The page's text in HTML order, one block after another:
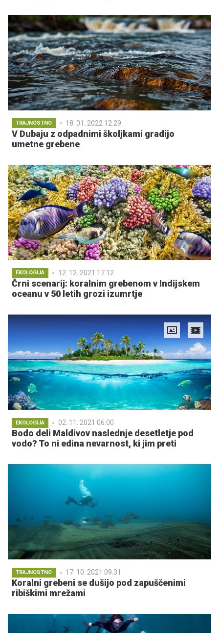
TRAJNOSTNO 18. 01. 2022 12.29
V Dubaju z odpadnimi školjkami gradijo
umetne grebene
EKOLOGIJA 12. 12. 2021 17.12
Črni scenarij: koralnim grebenom v Indijskem
oceanu v 50 letih grozi izumrtje
EKOLOGIJA 02. 11. 2021 06.00
Bodo deli Maldivov naslednje desetletje pod
vodo? To ni edina nevarnost, ki jim preti
TRAJNOSTNO 17. 10. 2021 09.31
Koralni grebeni se dušijo pod zapuščenimi
ribiškimi mrežami